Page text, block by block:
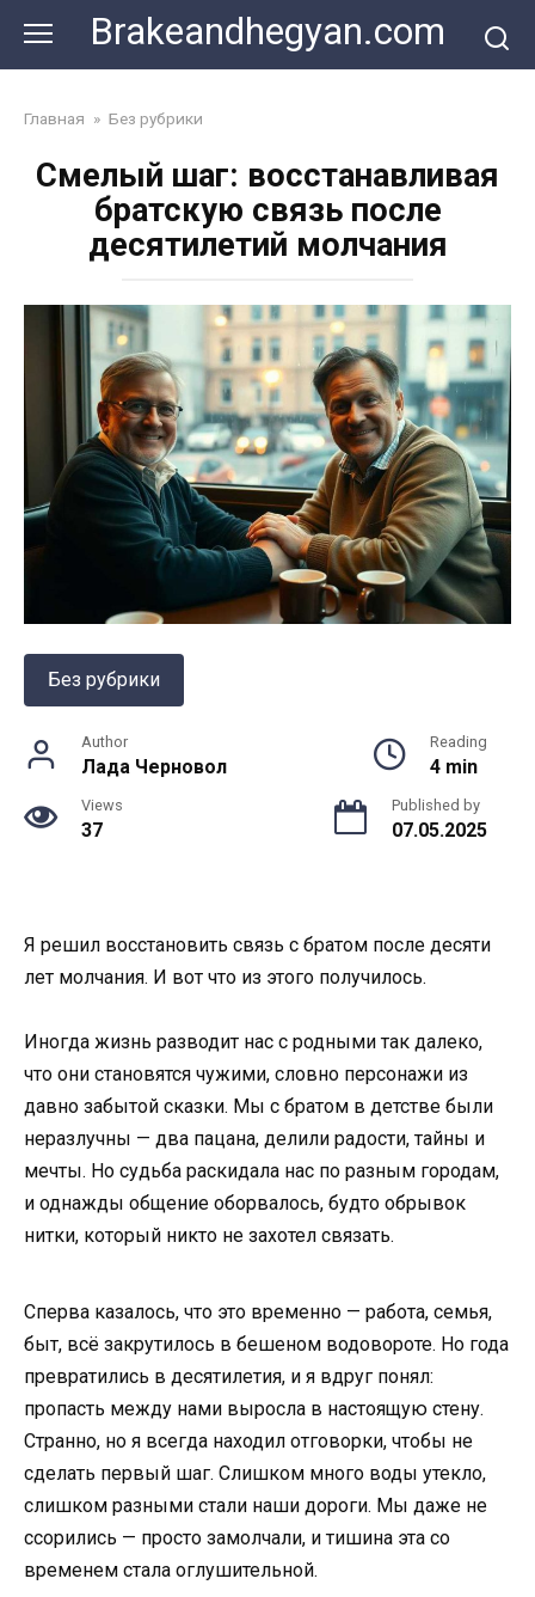
content
Brakeandhegyan.com
Главная » Без рубрики
Смелый шаг: восстанавливая
братскую связь после
десятилетий молчания
Без рубрики
Author
Лада Черновол
Reading
4 min
Views
37
Published by
07.05.2025
Я решил восстановить связь с братом после десяти
лет молчания. И вот что из этого получилось.
Иногда жизнь разводит нас с родными так далеко,
что они становятся чужими, словно персонажи из
давно забытой сказки. Мы с братом в детстве были
неразлучны — два пацана, делили радости, тайны и
мечты. Но судьба раскидала нас по разным городам,
и однажды общение оборвалось, будто обрывок
нитки, который никто не захотел связать.
Сперва казалось, что это временно — работа, семья,
быт, всё закрутилось в бешеном водовороте. Но года
превратились в десятилетия, и я вдруг понял:
пропасть между нами выросла в настоящую стену.
Странно, но я всегда находил отговорки, чтобы не
сделать первый шаг. Слишком много воды утекло,
слишком разными стали наши дороги. Мы даже не
ссорились — просто замолчали, и тишина эта со
временем стала оглушительной.